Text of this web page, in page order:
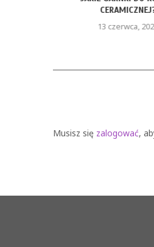
13 czerwca,
Musisz się zalogować,